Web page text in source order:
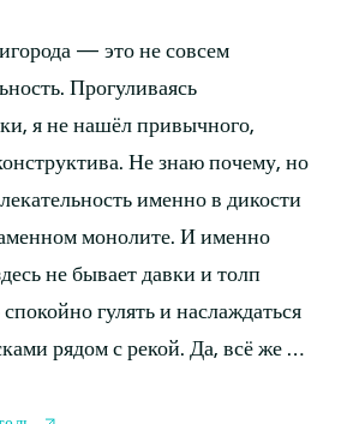
— это не совсем
Прогуливаясь
я не нашёл привычного,
Не знаю почему, но
именно в дикости
монолите. И именно
не бывает давки и толп
гулять и наслаждаться
рядом с рекой. Да, всё же …